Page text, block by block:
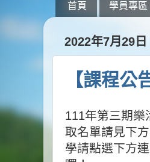
首頁 學員專區
2022年7月29日
【課程
111年第三期樂
取名單請見下
學請點選下方